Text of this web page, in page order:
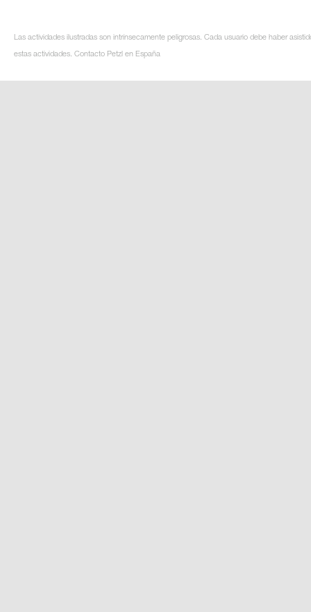
Las actividades ilustradas son intrínsecamente peligrosas. Cada usuario debe haber
estas actividades. Contacto Petzl en España